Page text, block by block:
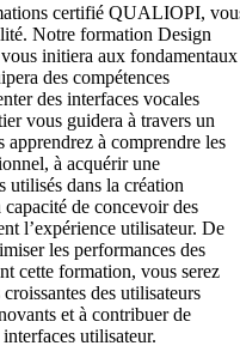
certifié QUALIOPI,
Notre formation Design
initiera aux fondamentaux
des compétences
des interfaces vocales
vous guidera à travers un
à comprendre les
à acquérir une
utilisés dans la création
capacité de concevoir des
l’expérience utilisateur. De
les performances des
cette formation, vous serez
des utilisateurs
et à contribuer de
utilisateur.